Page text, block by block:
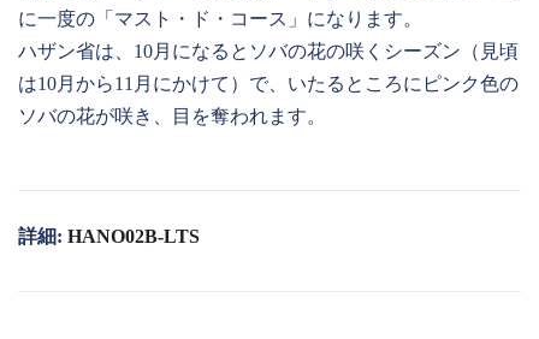
に一度の「マスト・ド・コース」になります。
ハザン省は、10月になるとソバの花の咲くシーズン（見頃
は10月から11月にかけて）で、いたるところにピンク色の
ソバの花が咲き、目を奪われます。
詳細: HANO02B-LTS